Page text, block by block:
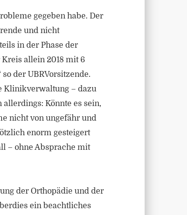
gegeben habe. Der
und nicht
in der Phase der
allein 2018 mit 6
der UBRVorsitzende.
Klinikverwaltung – dazu
Könnte es sein,
nicht von ungefähr und
enorm gesteigert
– ohne Absprache mit
der Orthopädie und der
ein beachtliches